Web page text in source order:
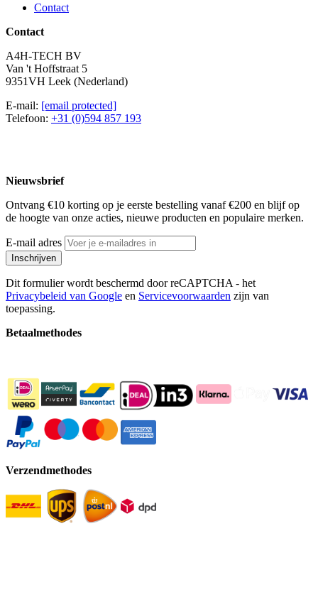
Contact
Contact
A4H-TECH BV
Van 't Hoffstraat 5
9351VH Leek (Nederland)
E-mail: [email protected]
Telefoon: +31 (0)594 857 193
Nieuwsbrief
Ontvang €10 korting op je eerste bestelling vanaf €200 en blijf op
de hoogte van onze acties, nieuwe producten en populaire merken.
E-mail adres
Inschrijven
Dit formulier wordt beschermd door reCAPTCHA - het
Privacybeleid van Google en Servicevoorwaarden zijn van
toepassing.
Betaalmethodes
Verzendmethodes